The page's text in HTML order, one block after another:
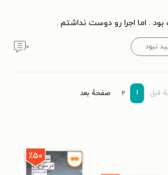
.‌ اما اجرا رو دوست نداشتم .
نبود ۰
قبل ۱ ۲ صفحۀ بعد
٪۵۰